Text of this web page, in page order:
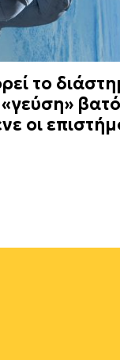
το
«γεύση»
οι